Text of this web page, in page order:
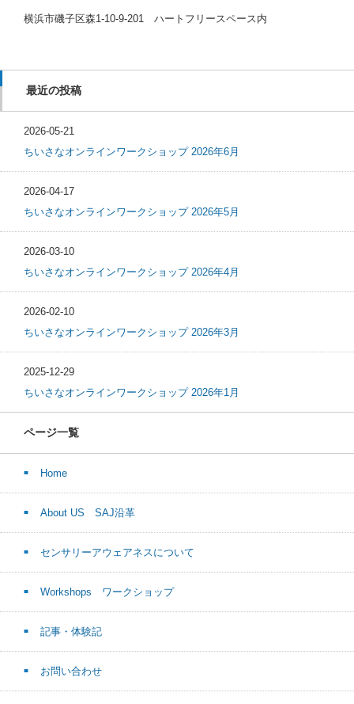
横浜市磯子区森1-10-9-201 ハートフリースペース内
最近の投稿
2026-05-21
ちいさなオンラインワークショップ 2026年6月
2026-04-17
ちいさなオンラインワークショップ 2026年5月
2026-03-10
ちいさなオンラインワークショップ 2026年4月
2026-02-10
ちいさなオンラインワークショップ 2026年3月
2025-12-29
ちいさなオンラインワークショップ 2026年1月
ページ一覧
Home
About US SAJ沿革
センサリーアウェアネスについて
Workshops ワークショップ
記事・体験記
お問い合わせ